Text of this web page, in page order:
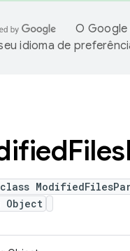
O
idioma de
Files
Object